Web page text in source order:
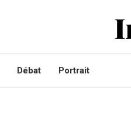
Débat Portrait